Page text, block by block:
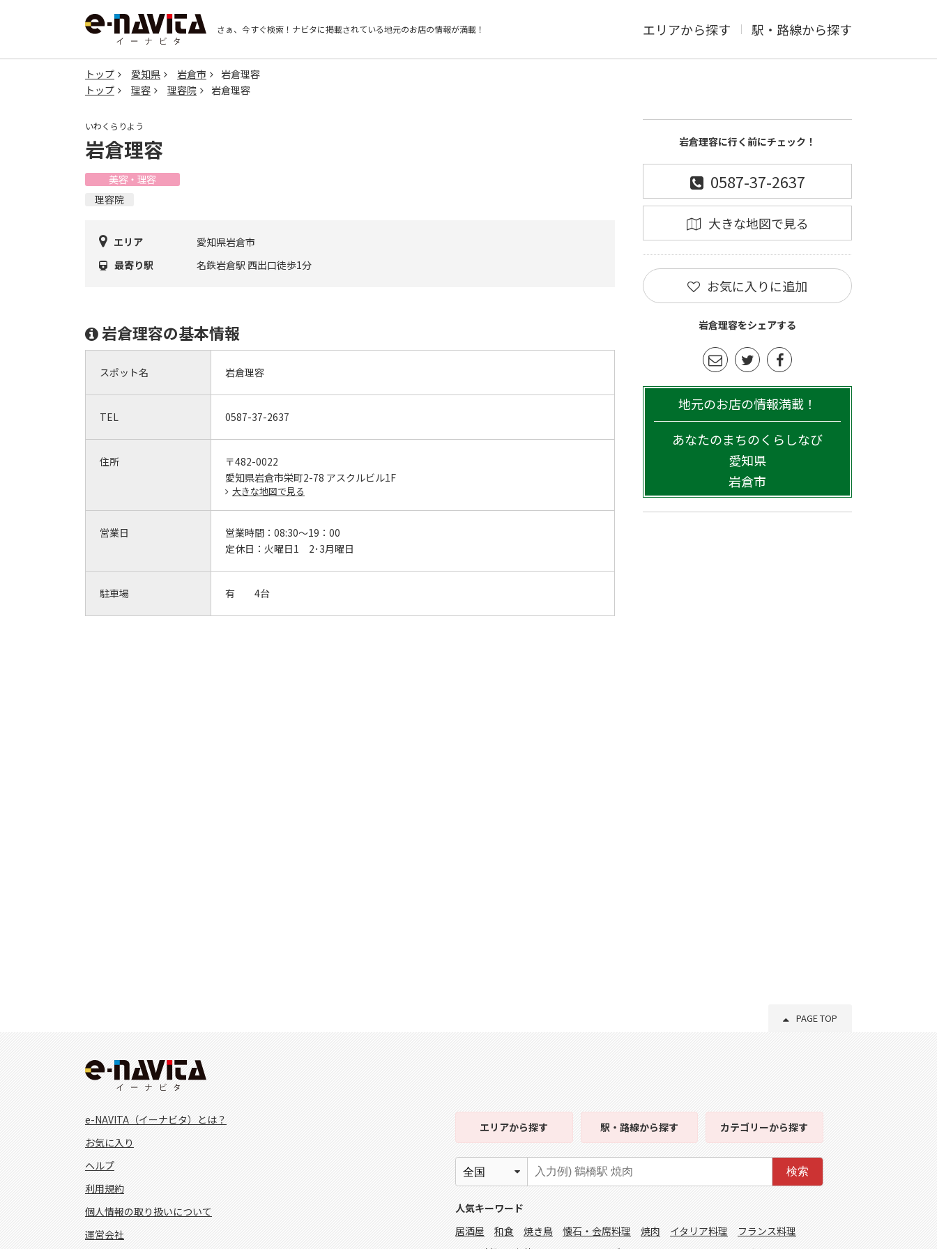
さぁ、今すぐ検索！ ナビタに掲載されている地元のお店の情報が満載！ エリアから探す 駅・路線から探す
トップ 愛知県 岩倉市
岩倉理容
トップ
理容 理容院 岩倉理容
いわくらりよう
岩倉理容
美容・理容
理容院
エリア
愛知県岩倉市
最寄り駅
名鉄岩倉駅 西出口徒歩1分
岩倉理容の基本情報
スポット名 岩倉理容
TEL 0587-37-2637
住所
〒482-0022
愛知県岩倉市栄町2-78 アスクルビル1F
大きな地図で見る
営業日 営業時間： 08:30～19：00
定休日： 火曜日1 2･3月曜日
駐車場 有 4台
岩倉理容に行く前にチェック！
0587-37-2637
大きな地図で見る
お気に入りに追加
岩倉理容をシェアする
地元のお店の情報満載！
あなたのまちのくらしなび
愛知県
岩倉市
PAGE TOP
e-NAVITA（イーナビタ）とは？
お気に入り
ヘルプ
利用規約
個人情報の取り扱いについて
運営会社
エリアから探す 駅・路線から探す カテゴリーから探す
検索
人気キーワード
居酒屋
和食 焼き鳥 懐石・会席料理 焼肉 イタリア料理
フランス料理